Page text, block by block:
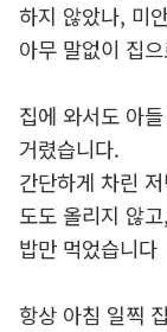
하지 않았나, 미
아무 말없이 집
집에 와서도 아
거렸습니다.
간단하게 차린
도도 올리지 않
밥만 먹었습니다
항상 아침 일찍